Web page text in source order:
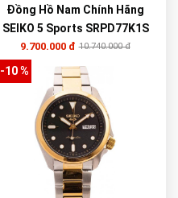
Đồng Hồ Nam Chính Hãng
SEIKO 5 Sports SRPD77K1S
9.700.000 đ 10.740.000 đ
-10 %